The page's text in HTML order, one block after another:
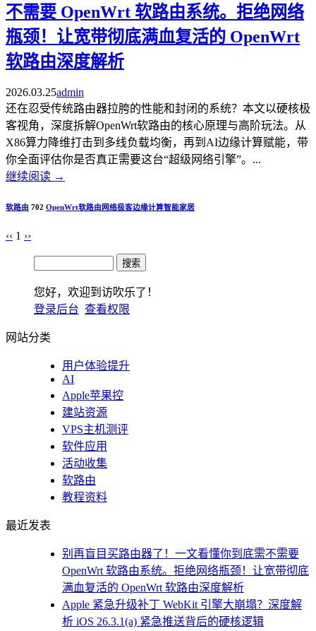
不需要 OpenWrt 软路由系统。拒绝网络
瓶颈！让宽带彻底满血复活的 OpenWrt
软路由深度解析
2026.03.25admin
还在忍受传统路由器拉胯的性能和封闭的系统？本文以硬核极
客视角，深度拆解OpenWrt软路由的核心原理与高阶玩法。从
X86算力降维打击到多线负载均衡，再到AI边缘计算赋能，带
你全面评估你是否真正需要这台“超级网络引擎”。...
继续阅读 →
软路由 702 OpenWrt软路由 网络极客边缘计算智能家居
‹‹ 1 ››
您好，欢迎到访吹乐了！
登录后台 查看权限
网站分类
用户体验提升
AI
Apple苹果控
建站资源
VPS主机测评
软件应用
活动收集
软路由
教程资料
最近发表
别再盲目买路由器了！一文看懂你到底需不需要
OpenWrt 软路由系统。拒绝网络瓶颈！让宽带彻底
满血复活的 OpenWrt 软路由深度解析
Apple 紧急升级补丁 WebKit 引擎大崩塌？深度解
析 iOS 26.3.1(a) 紧急推送背后的硬核逻辑